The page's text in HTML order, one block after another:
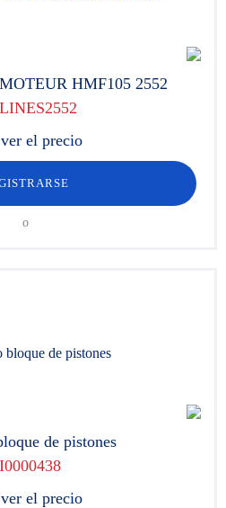
HMF105 2552
el precio
o
de pistones
el precio